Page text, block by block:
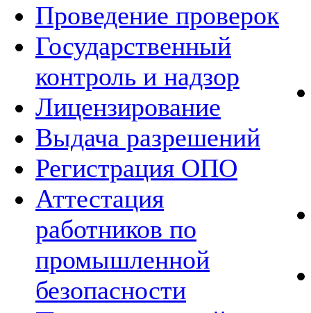
Проведение проверок
Государственный
контроль и надзор
Лицензирование
Выдача разрешений
Регистрация ОПО
Аттестация
работников по
промышленной
безопасности